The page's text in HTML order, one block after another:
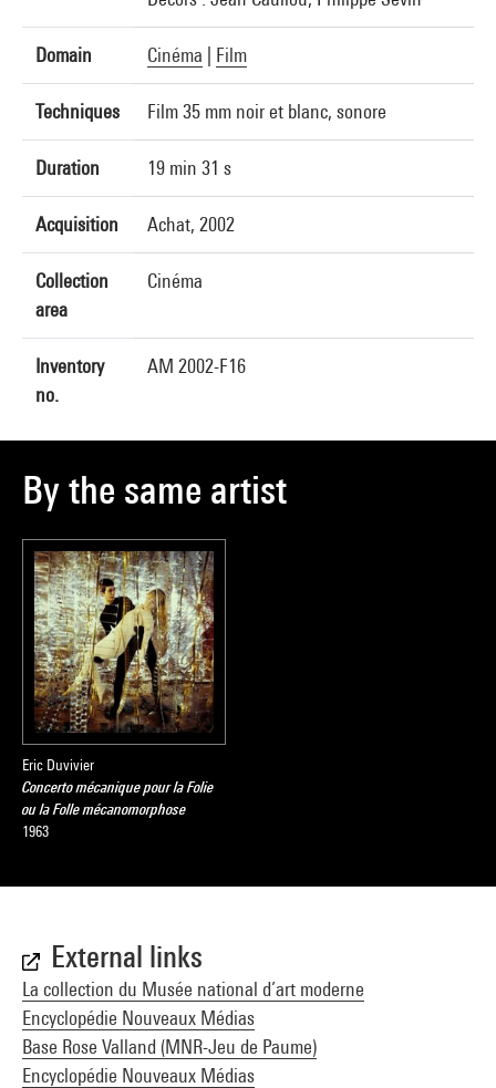
Domain Cinéma Film
Techniques Film 35 mm noir et blanc, sonore
Duration 19 min 31 s
Acquisition Achat, 2002
Collection
area
Cinéma
Inventory
no.
AM 2002-F16
By the same artist
Eric Duvivier
Concerto mécanique pour la Folie
ou la Folle mécanomorphose
1963
External links
La collection du Musée national d’art moderne
Encyclopédie Nouveaux Médias
Base Rose Valland (MNR-Jeu de Paume)
Encyclopédie Nouveaux Médias